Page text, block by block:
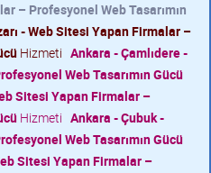
– Profesyonel Web Tasarımın
- Web Sitesi Yapan Firmalar –
Hizmeti Ankara - Çamlıdere -
Web Tasarımın Gücü
Sitesi Yapan Firmalar –
Hizmeti Ankara - Çubuk -
Web Tasarımın Gücü
Sitesi Yapan Firmalar –